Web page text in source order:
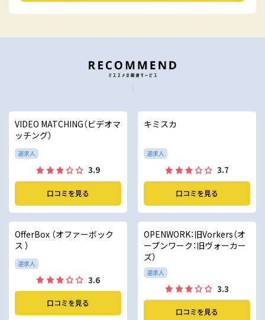
VIDEO MATCHING（ビデオマ
ッチング）
逆求人
3.9
口コミを見る
キミスカ
逆求人
3.7
口コミを見る
OfferBox （オファーボック
ス ）
逆求人
3.6
口コミを見る
OPENWORK：旧Vorkers（オ
ープンワーク：旧ヴォーカー
ズ）
逆求人
3.3
口コミを見る